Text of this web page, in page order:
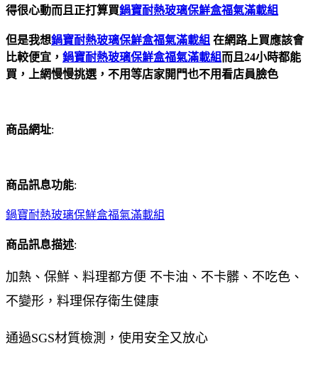
得很心動而且正打算買鍋寶耐熱玻璃保鮮盒福氣滿載組
但是我想鍋寶耐熱玻璃保鮮盒福氣滿載組 在網路上買應該會
比較便宜， 鍋寶耐熱玻璃保鮮盒福氣滿載組而且24小時都能
買，上網慢慢挑選，不用等店家開門也不用看店員臉色
商品網址:
商品訊息功能:
鍋寶耐熱玻璃保鮮盒福氣滿載組
商品訊息描述:
加熱、保鮮、料理都方便 不卡油、不卡髒、不吃色、
不變形，料理保存衛生健康
通過SGS材質檢測，使用安全又放心